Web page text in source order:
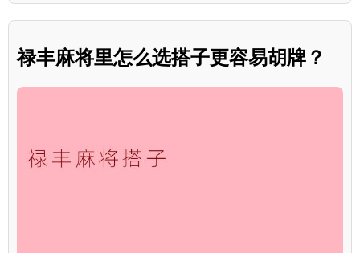
禄丰麻将里怎么选搭子更容易胡牌？